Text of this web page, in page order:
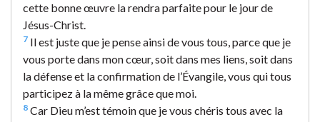
cette bonne œuvre la rendra parfaite pour le jour de
Jésus-Christ.
7 Il est juste que je pense ainsi de vous tous, parce que je
vous porte dans mon cœur, soit dans mes liens, soit dans
la défense et la confirmation de l’Évangile, vous qui tous
participez à la même grâce que moi.
8 Car Dieu m’est témoin que je vous chéris tous avec la